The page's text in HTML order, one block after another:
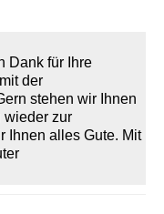
Dank für Ihre
der
stehen wir Ihnen
wieder zur
Ihnen alles Gute. Mit